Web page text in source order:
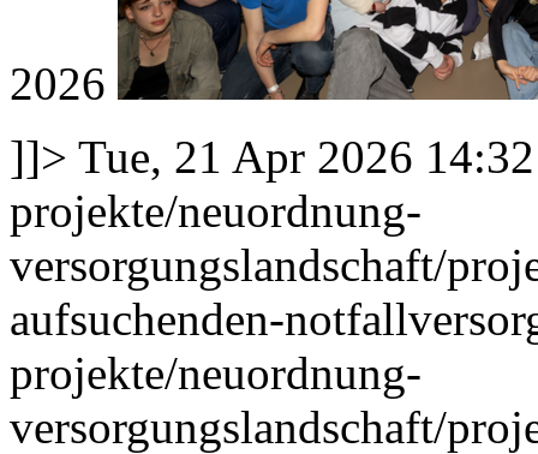
2026
]]> Tue, 21 Apr 2026
projekte/neuordnung-
versorgungslandschaft/
aufsuchenden-
projekte/neuordnung-
versorgungslandschaft/